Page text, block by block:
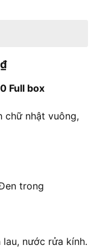
₫Giá
tại
là:
1.000.000
Full box
chữ nhật vuông,
trong
nước rửa kính.